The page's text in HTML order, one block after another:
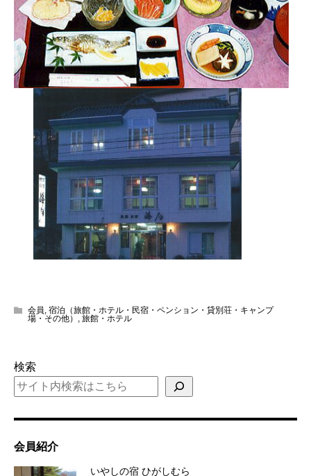
会員, 宿泊（旅館・ホテル・民宿・ペンション・貸別荘・キャンプ
場・その他） , 旅館・ホテル
検索
会員紹介
いやしの宿 ひがしむら